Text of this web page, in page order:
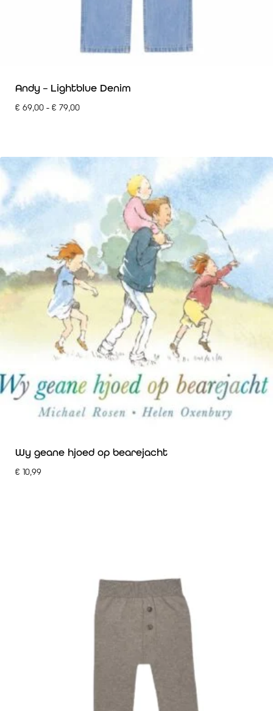
Andy – Lightblue Denim
€ 69,00 - € 79,00
Wy geane hjoed op bearejacht
€ 10,99